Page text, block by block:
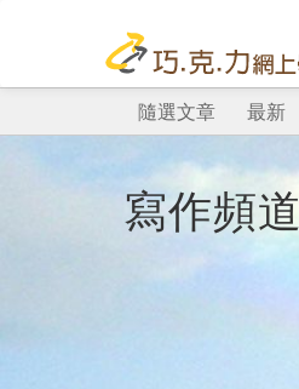
隨選文章 最新
寫作頻道